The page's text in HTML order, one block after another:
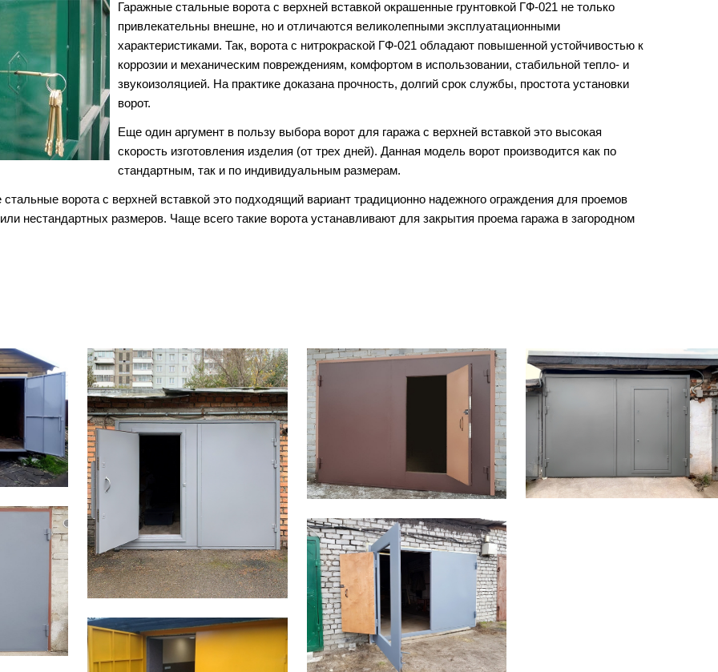
Гаражные стальные ворота с верхней вставкой окрашенные грунтовкой ГФ-021 не только
привлекательны внешне, но и отличаются великолепными эксплуатационными
характеристиками. Так, ворота с нитрокраской ГФ-021 обладают повышенной устойчивостью к
коррозии и механическим повреждениям, комфортом в использовании, стабильной тепло- и
звукоизоляцией. На практике доказана прочность, долгий срок службы, простота установки
ворот.
Еще один аргумент в пользу выбора ворот для гаража с верхней вставкой это высокая
скорость изготовления изделия (от трех дней). Данная модель ворот производится как по
стандартным, так и по индивидуальным размерам.
ворота с верхней вставкой это подходящий вариант традиционно надежного ограждения для проемов
нестандартных размеров. Чаще всего такие ворота устанавливают для закрытия проема гаража в загородном